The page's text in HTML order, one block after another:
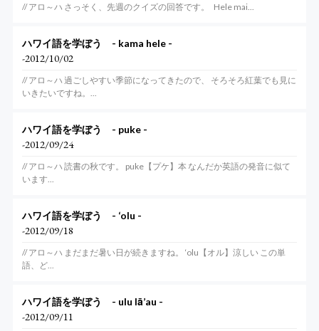
// アロ～ハ さっそく、先週のクイズの回答です。 Hele mai...
ハワイ語を学ぼう - kama hele -
-2012/10/02
// アロ～ハ 過ごしやすい季節になってきたので、 そろそろ紅葉でも見に
いきたいですね。...
ハワイ語を学ぼう - puke -
-2012/09/24
// アロ～ハ 読書の秋です。 puke【プケ】本 なんだか英語の発音に似て
います...
ハワイ語を学ぼう - ‘olu -
-2012/09/18
// アロ～ハ まだまだ暑い日が続きますね。 ‘olu【オル】涼しい この単
語、ど...
ハワイ語を学ぼう - ulu lā’au -
-2012/09/11